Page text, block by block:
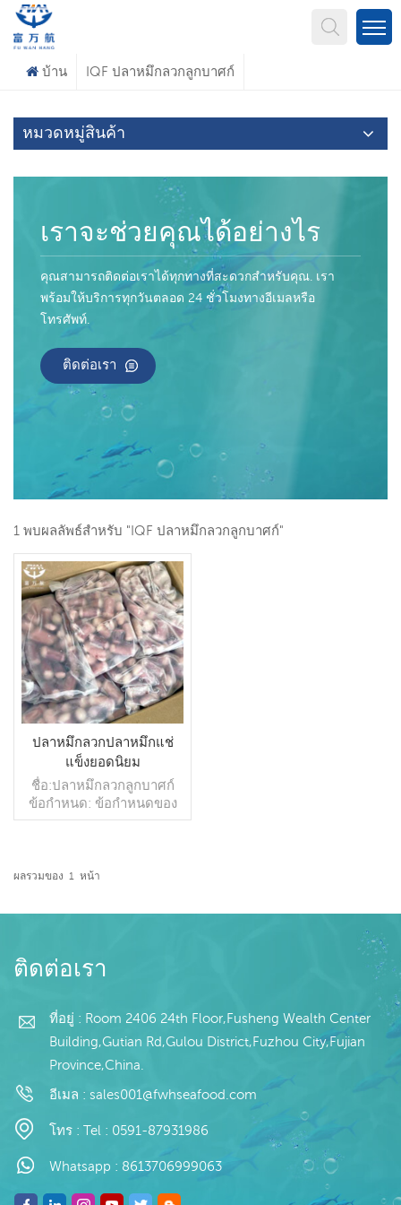
บ้าน IQF ปลาหมึกลวกลูกบาศก์
หมวดหมู่สินค้า
เราจะช่วยคุณได้อย่างไร
คุณสามารถติดต่อเราได้ทุกทางที่สะดวกสำหรับคุณ. เรา
พร้อมให้บริการทุกวันตลอด 24 ชั่วโมงทางอีเมลหรือ
โทรศัพท์.
ติดต่อเรา
1 พบผลลัพธ์สำหรับ "IQF ปลาหมึกลวกลูกบาศก์"
ปลาหมึกลวกปลาหมึกแช่
แข็งยอดนิยม
ชื่อ:ปลาหมึกลวกลูกบาศก์
ข้อกำหนด: ข้อกำหนดของ
ลูกค้า กระบวนการ: gut
10 กก. / ถุงผ้า (ปรับแต่งได้)
ออก สั่งขั้นต่ำ.: ตู้
ชำระเงิน: TT / ยืนยัน LC ที่
ยืนยันการฝากเงิน ที่มา:
china ยี่ห้อ:fu wanghang
ผลรวมของ 1 หน้า
ติดต่อเรา
ที่อยู่ : Room 2406 24th Floor,Fusheng Wealth Center
Building,Gutian Rd,Gulou District,Fuzhou City,Fujian
Province,China.
อีเมล : sales001@fwhseafood.com
โทร : Tel : 0591-87931986
Whatsapp : 8613706999063